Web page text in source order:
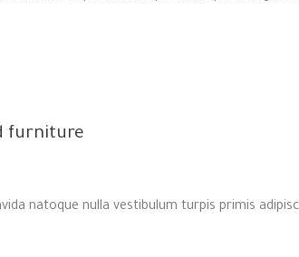
furniture
natoque nulla vestibulum turpis primis